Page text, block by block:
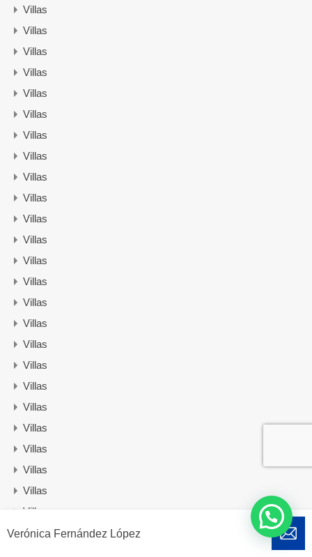
Villas
Villas
Villas
Villas
Villas
Villas
Villas
Villas
Villas
Villas
Villas
Villas
Villas
Villas
Villas
Villas
Villas
Villas
Villas
Villas
Villas
Villas
Villas
Villas
Villas
Villas
Verónica Fernández López